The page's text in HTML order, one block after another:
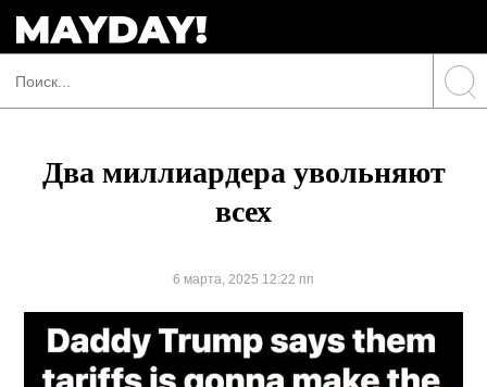
Два миллиардера увольняют
всех
6 марта, 2025 12:22 пп